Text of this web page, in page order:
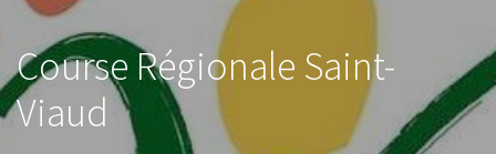
Course Régionale Saint-
Viaud